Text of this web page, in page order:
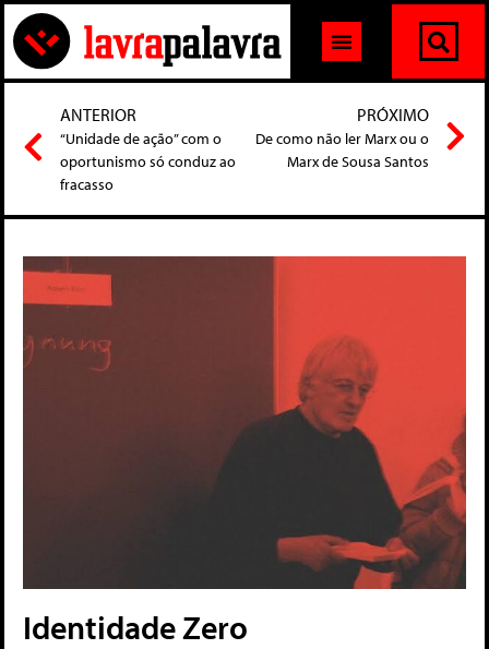
ANTERIOR
“Unidade de ação” com o
oportunismo só conduz ao
fracasso
PRÓXIMO
De como não ler Marx ou o
Marx de Sousa Santos
Identidade Zero